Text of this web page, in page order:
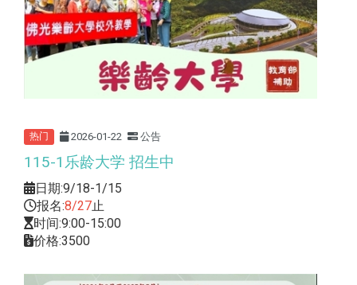
热门 2026-01-22 公告
115-1乐龄大学 招生中
日期:9/18-1/15
报名:8/27止
时间:9:00-15:00
价格:3500